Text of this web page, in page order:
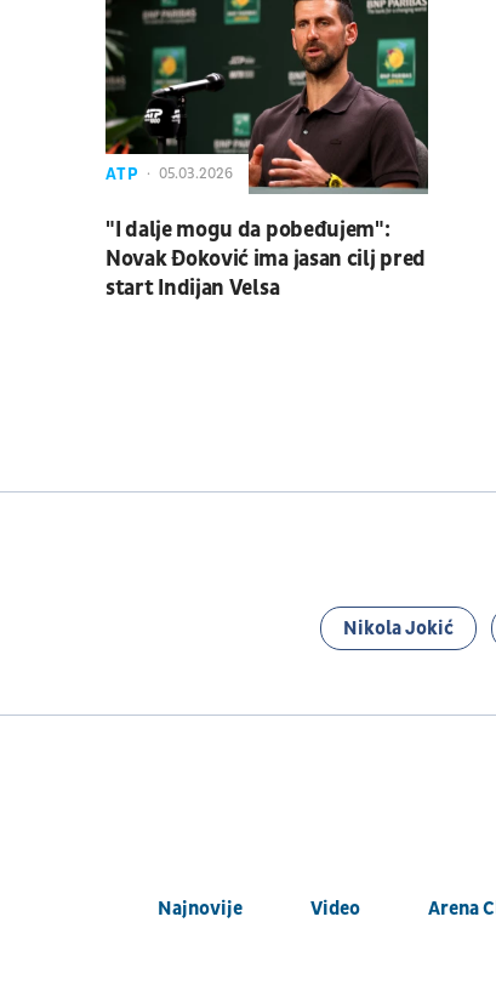
ATP 05.03.2026
"I dalje mogu da pobeđujem":
Novak Đoković ima jasan cilj pred
start Indijan Velsa
Nikola Jokić
Najnovije Video Arena